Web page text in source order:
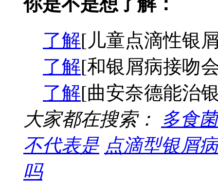
了解[儿童点滴性银
了解[和银屑病接吻
了解[曲安奈德能治
大家都在搜索：
多食
不代表是 点滴型银屑
吗